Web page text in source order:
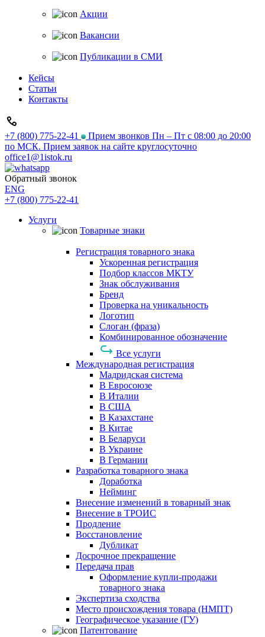
Акции
Вакансии
Публикации в СМИ
Кейсы
Статьи
Контакты
+7 (800) 775-22-41
Прием звонков Пн – Пт с 08:00 до 20:00
по МСК. Прием заявок на сайте круглосуточно
office1@1istok.ru
Обратный звонок
ENG
+7 (800) 775-22-41
Услуги
Товарные знаки
Регистрация товарного знака
Ускоренная регистрация
Подбор классов МКТУ
Знак обслуживания
Бренд
Проверка на уникальность
Логотип
Слоган (фраза)
Комбинированное обозначение
Все услуги
Международная регистрация
Мадридская система
В Евросоюзе
В Италии
В США
В Казахстане
В Китае
В Беларуси
В Украине
В Германии
Разработка товарного знака
Доработка
Нейминг
Внесение изменений в товарный знак
Внесение в ТРОИС
Продление
Восстановление
Дубликат
Досрочное прекращение
Передача прав
Оформление купли-продажи
товарного знака
Экспертиза сходства
Место происхождения товара (НМПТ)
Географическое указание (ГУ)
Патентование